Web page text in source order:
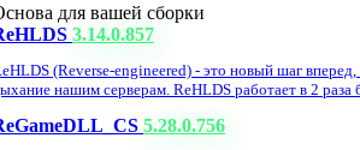
для вашей сборки
3.14.0.857
(Reverse-engineered) - это новый шаг
нашим серверам. ReHLDS работает в 2 раза
5.28.0.756